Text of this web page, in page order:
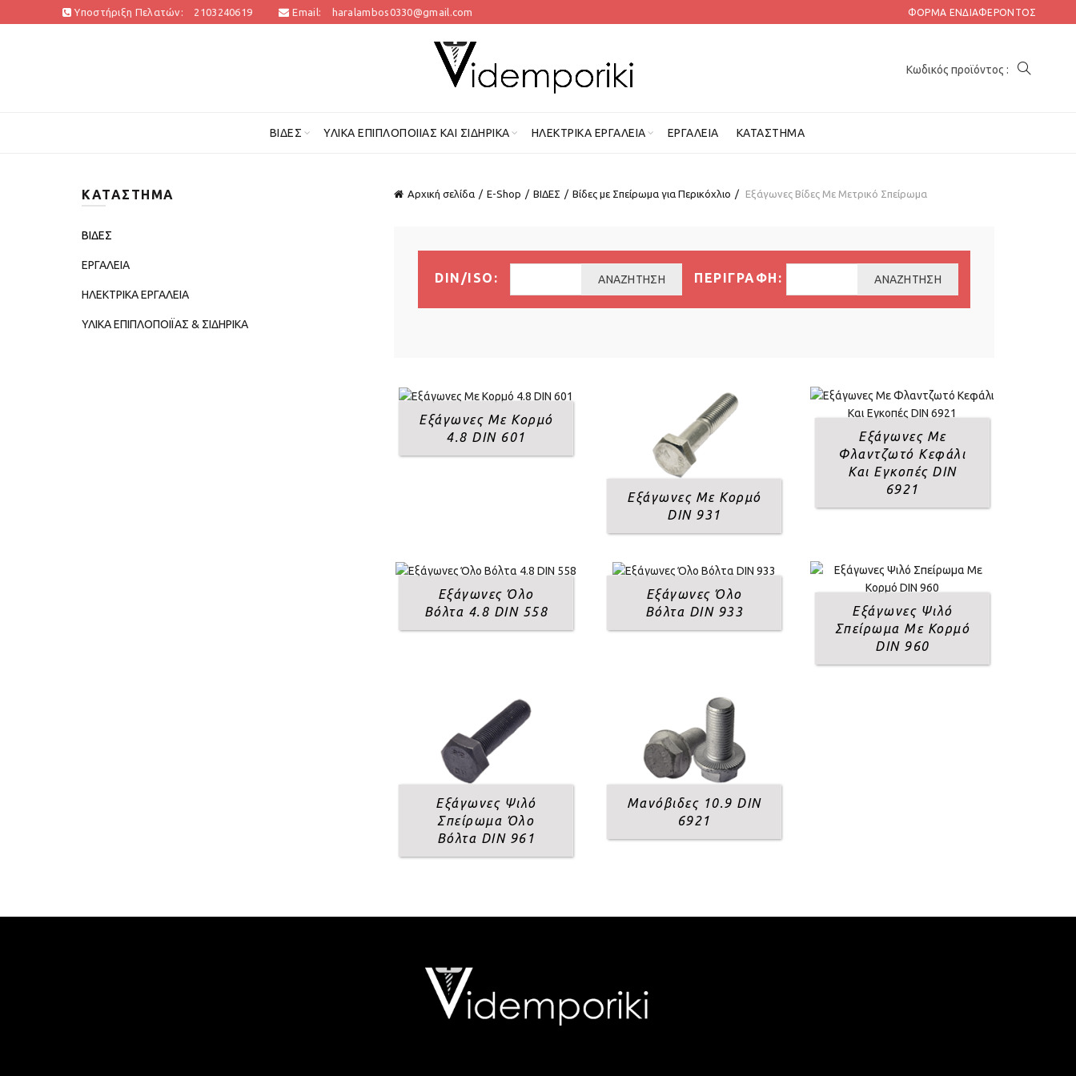
Υποστήριξη Πελατών: 2103240619 Email: haralambos0330@gmail.com ΦΌΡΜΑ ΕΝΔΙΑΦΈΡΟΝΤΟΣ
ΒΊΔΕΣ ΥΛΙΚΆ ΕΠΙΠΛΟΠΟΙΊΑΣ ΚΑΙ ΣΙΔΗΡΙΚΆ ΗΛΕΚΤΡΙΚΆ ΕΡΓΑΛΕΊΑ ΕΡΓΑΛΕΊΑ ΚΑΤΆΣΤΗΜΑ
Αρχική σελίδα E-Shop ΒΙΔΕΣ Βίδες με Σπείρωμα για Περικόχλιο Εξάγωνες Βίδες Με Μετρικό Σπείρωμα
DIN/ISO: ΑΝΑΖΉΤΗΣΗ ΠΕΡΙΓΡΑΦΗ: ΑΝΑΖΉΤΗΣΗ
Εξάγωνες Με Κορμό
4.8 DIN 601
Εξάγωνες Με Κορμό
DIN 931
Εξάγωνες Με
Φλαντζωτό Κεφάλι
Και Εγκοπές DIN
6921
Εξάγωνες Όλο
Βόλτα 4.8 DIN 558
Εξάγωνες Όλο
Βόλτα DIN 933
Εξάγωνες Ψιλό
Σπείρωμα Με Κορμό
DIN 960
Εξάγωνες Ψιλό
Σπείρωμα Όλο
Βόλτα DIN 961
Μανόβιδες 10.9 DIN
6921
ΚΑΤΆΣΤΗΜΑ
ΒΙΔΕΣ
ΕΡΓΑΛΕΙΑ
ΗΛΕΚΤΡΙΚΑ ΕΡΓΑΛΕΙΑ
ΥΛΙΚΑ ΕΠΙΠΛΟΠΟΙΪΑΣ & ΣΙΔΗΡΙΚΑ